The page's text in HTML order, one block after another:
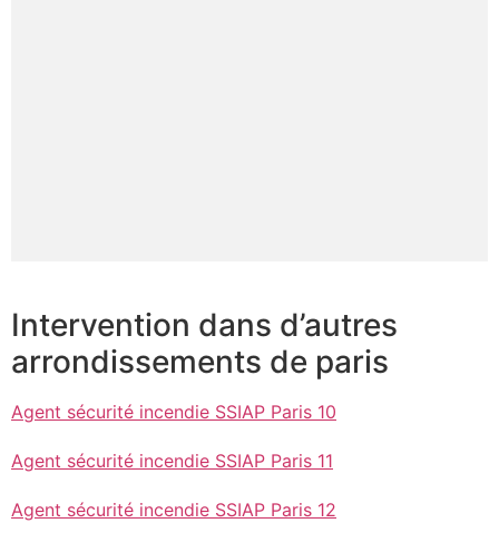
Intervention dans d’autres
arrondissements de paris
Agent sécurité incendie SSIAP Paris 10
Agent sécurité incendie SSIAP Paris 11
Agent sécurité incendie SSIAP Paris 12